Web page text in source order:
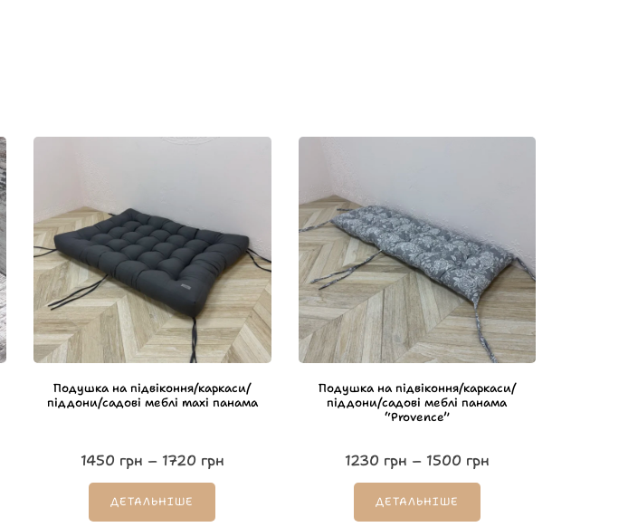
Подушка на підвіконня/каркаси/
піддони/садові меблі maxi панама
1450 грн – 1720 грн
ДЕТАЛЬНІШЕ
Подушка на підвіконня/каркаси/
піддони/садові меблі панама
“Provence”
1230 грн – 1500 грн
ДЕТАЛЬНІШЕ